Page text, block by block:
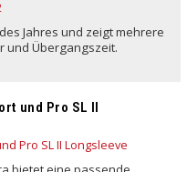
Jahres und zeigt mehrere
und Übergangszeit.
und Pro SL II